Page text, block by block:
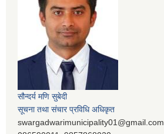
सौन्दर्य मणि सुबेदी
सूचना तथा संचार प्रविधि अधिकृत
swargadwarimunicipality01@gmail.com